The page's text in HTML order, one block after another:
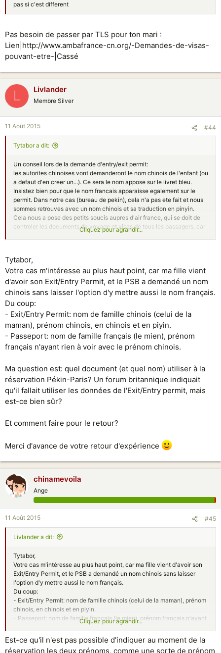
pas si c'est different
Pas besoin de passer par TLS pour ton mari :
Lien|http://www.ambafrance-cn.org/-Demandes-de-visas-
pouvant-etre-|Cassé
L Livlander
Membre Silver
11 Août 2015 #44
Tytabor a dit:
Un conseil lors de la demande d'entry/exit permit:
les autorites chinoises vont demanderont le nom chinois de l'enfant (ou
a defaut d'en creer un...). Ce sera le nom appose sur le livret bleu.
Insistez bien pour que le nom francais apparaisse egalement sur le
permit. Dans notre cas (bureau de pekin), cela n'a pas ete fait et nous
sommes retrouves avec un nom chinois et sa traduction en pinyin.
Cela nous a pose des petits soucis aupres d'air france, qui se doit de
controler les documents de voyage et visas de tous les passagers. car
le passeport et le entry/exit permit n'etaient pas au meme nom. Super
Cliquez pour agrandir...
Tytabor,
Votre cas m'intéresse au plus haut point, car ma fille vient
d'avoir son Exit/Entry Permit, et le PSB a demandé un nom
chinois sans laisser l'option d'y mettre aussi le nom français.
Du coup:
- Exit/Entry Permit: nom de famille chinois (celui de la
maman), prénom chinois, en chinois et en piyin.
- Passeport: nom de famille français (le mien), prénom
français n'ayant rien à voir avec le prénom chinois.
Ma question est: quel document (et quel nom) utiliser à la
réservation Pékin-Paris? Un forum britannique indiquait
qu'il fallait utiliser les données de l'Exit/Entry permit, mais
est-ce bien sûr?
Et comment faire pour le retour?
Merci d'avance de votre retour d'expérience
chinamevoila
Ange
11 Août 2015 #45
Livlander a dit:
Tytabor,
Votre cas m'intéresse au plus haut point, car ma fille vient d'avoir son
Exit/Entry Permit, et le PSB a demandé un nom chinois sans laisser
l'option d'y mettre aussi le nom français.
Du coup:
- Exit/Entry Permit: nom de famille chinois (celui de la maman), prénom
chinois, en chinois et en piyin.
- Passeport: nom de famille français (le mien), prénom français n'ayant
rien à voir avec le prénom chinois.
Ma question est: quel document (et quel nom) utiliser à la réservation
Cliquez pour agrandir...
Est-ce qu'il n'est pas possible d'indiquer au moment de la
réservation les deux prénoms, comme une sorte de prénom